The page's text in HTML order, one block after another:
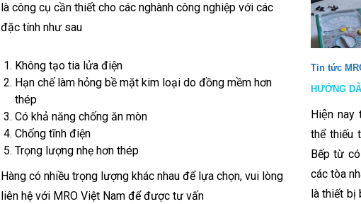
là công cụ cần thiết cho các nghành công nghiệp với các
đặc tính như sau
Không tạo tia lửa điện
Hạn chế làm hỏng bề mặt kim loại do đồng mềm hơn
thép
Có khả năng chống ăn mòn
Chống tĩnh điện
Trọng lượng nhẹ hơn thép
Hàng có nhiều trọng lượng khác nhau để lựa chọn, vui lòng
liên hệ với MRO Việt Nam để được tư vấn
Tin tức
HƯỚNG
Hiện
thể thiếu
Bếp từ
các tòa
là thiết bị